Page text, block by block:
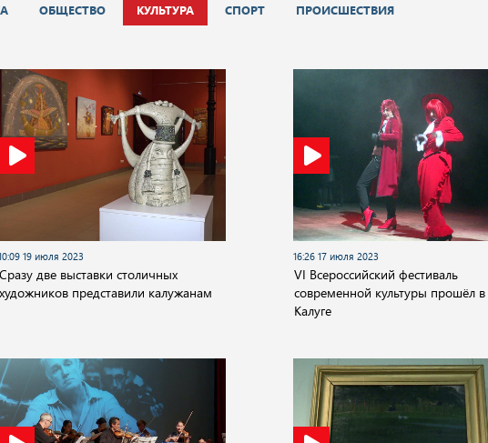
ОБЩЕСТВО КУЛЬТУРА СПОРТ ПРОИСШЕСТВИЯ
19 июля 2023
Сразу две выставки столичных
художников представили калужанам
16:26 17 июля 2023
VI Всероссийский фестиваль
современной культуры прошёл в
Калуге